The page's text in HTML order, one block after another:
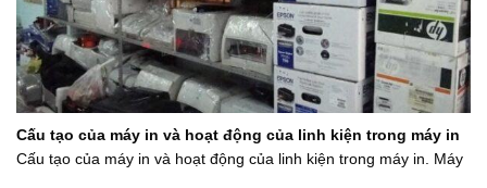
Cấu tạo của máy in và hoạt động của linh kiện trong máy in
Cấu tạo của máy in và hoạt động của linh kiện trong máy in. Máy